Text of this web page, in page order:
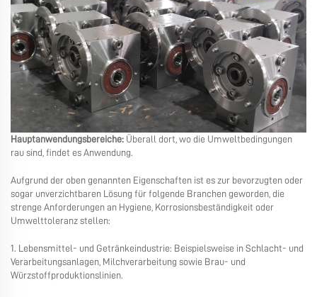
Hauptanwendungsbereiche: Überall dort, wo die Umweltbedingungen
rau sind, findet es Anwendung.
Aufgrund der oben genannten Eigenschaften ist es zur bevorzugten oder
sogar unverzichtbaren Lösung für folgende Branchen geworden, die
strenge Anforderungen an Hygiene, Korrosionsbeständigkeit oder
Umwelttoleranz stellen:
1. Lebensmittel- und Getränkeindustrie: Beispielsweise in Schlacht- und
Verarbeitungsanlagen, Milchverarbeitung sowie Brau- und
Würzstoffproduktionslinien.